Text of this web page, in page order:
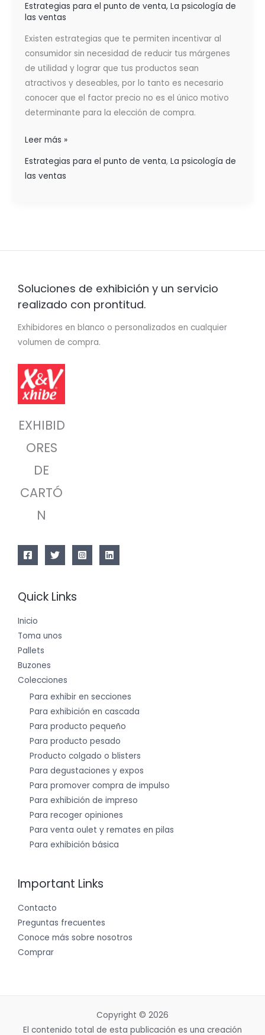
Estrategias para el punto de venta, La psicología de
las ventas
Existen estrategias que te permiten incentivar al
consumidor sin necesidad de reducir tus márgenes
de utilidad y lograr que tus productos sean
atractivos y deseables, por lo tanto es necesario
conocer que el factor precio no es el único motivo
determinante para la elección de compra.
Leer más »
Estrategias para el punto de venta, La psicología de
las ventas
Soluciones de exhibición y un servicio
realizado con prontitud.
Exhibidores en blanco o personalizados en cualquier
volumen de compra.
EXHIBID
ORES
DE
CARTÓ
N
Quick Links
Inicio
Toma unos
Pallets
Buzones
Colecciones
Para exhibir en secciones
Para exhibición en cascada
Para producto pequeño
Para producto pesado
Producto colgado o blisters
Para degustaciones y expos
Para promover compra de impulso
Para exhibición de impreso
Para recoger opiniones
Para venta oulet y remates en pilas
Para exhibición básica
Important Links
Contacto
Preguntas frecuentes
Conoce más sobre nosotros
Comprar
Copyright © 2026
El contenido total de esta publicación es una creación